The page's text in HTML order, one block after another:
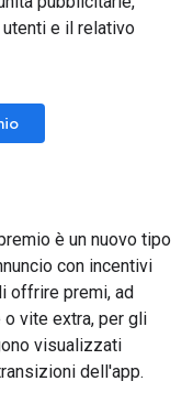
e il relativo
è un nuovo tipo
con incentivi
offrire premi, ad
vite extra, per gli
visualizzati
dell'app.